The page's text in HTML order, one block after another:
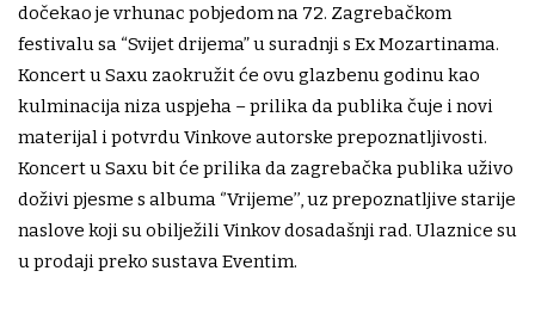
dočekao je vrhunac pobjedom na 72. Zagrebačkom
festivalu sa “Svijet drijema” u suradnji s Ex Mozartinama.
Koncert u Saxu zaokružit će ovu glazbenu godinu kao
kulminacija niza uspjeha – prilika da publika čuje i novi
materijal i potvrdu Vinkove autorske prepoznatljivosti.
Koncert u Saxu bit će prilika da zagrebačka publika uživo
doživi pjesme s albuma ‘’Vrijeme’’, uz prepoznatljive starije
naslove koji su obilježili Vinkov dosadašnji rad. Ulaznice su
u prodaji preko sustava Eventim.